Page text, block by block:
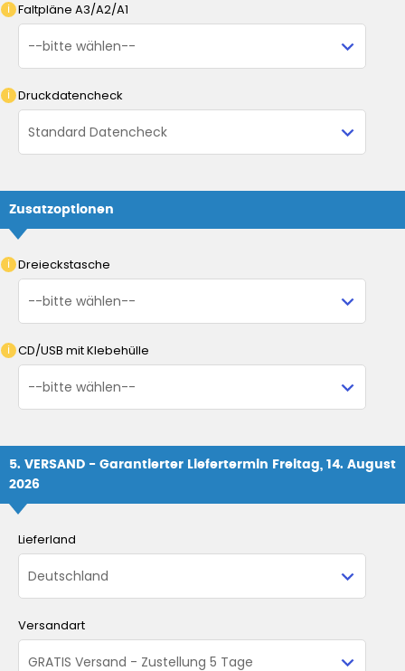
Faltpläne A3/A2/A1
Druckdatencheck
Zusatzoptionen
Dreieckstasche
CD/USB mit Klebehülle
5. VERSAND - Garantierter Liefertermin Freitag, 14. August
2026
Lieferland
Versandart